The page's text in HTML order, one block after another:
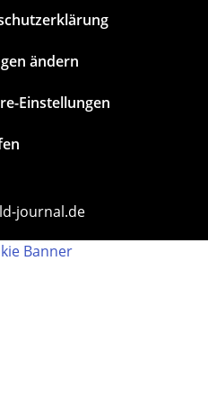
ändern
Einstellungen
journal.de
Banner